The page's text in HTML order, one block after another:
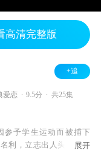
高清完整版
+追
爱恋 9.5分 共25集
参予学生运动而被捕下
利，立志出人头地。一
展开